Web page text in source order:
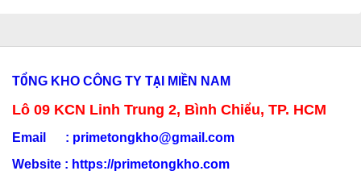
TỔNG KHO CÔNG TY TẠI MIỀN NAM
Lô 09 KCN Linh Trung 2, Bình Chiểu, TP. HCM
Email : primetongkho@gmail.com
Website : https://primetongkho.com